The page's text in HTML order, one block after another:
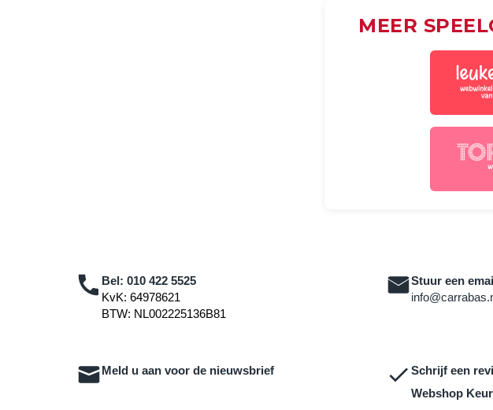
MEER
Bel: 010 422 5525
KvK: 64978621
BTW: NL002225136B81
Stuur een
Meld u aan voor de nieuwsbrief
Schrijf een
Webshop